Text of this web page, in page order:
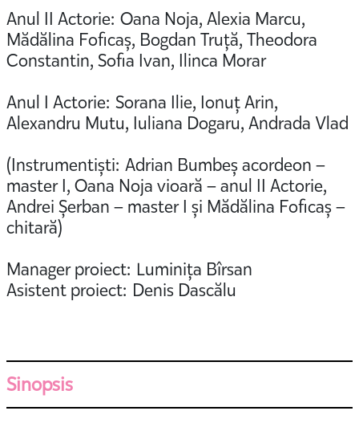
Anul II Actorie: Oana Noja, Alexia Marcu,
Mădălina Foficaș, Bogdan Truță, Theodora
Constantin, Sofia Ivan, Ilinca Morar
Anul I Actorie: Sorana Ilie, Ionuț Arin,
Alexandru Mutu, Iuliana Dogaru, Andrada Vlad
(Instrumentiști: Adrian Bumbeș acordeon –
master I, Oana Noja vioară – anul II Actorie,
Andrei Șerban – master I și Mădălina Foficaș –
chitară)
Manager proiect: Luminița Bîrsan
Asistent proiect: Denis Dascălu
Sinopsis